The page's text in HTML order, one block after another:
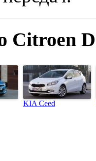
Citroen
KIA Ceed